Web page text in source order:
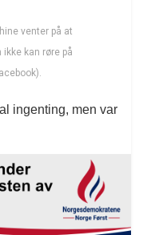
venter på at
kan røre på
ingenting, men var